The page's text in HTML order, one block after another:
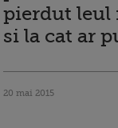
pierdut leul
si la cat ar
20 mai 2015